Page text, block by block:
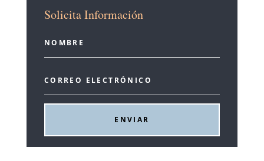
Solicita Información
ENVIAR